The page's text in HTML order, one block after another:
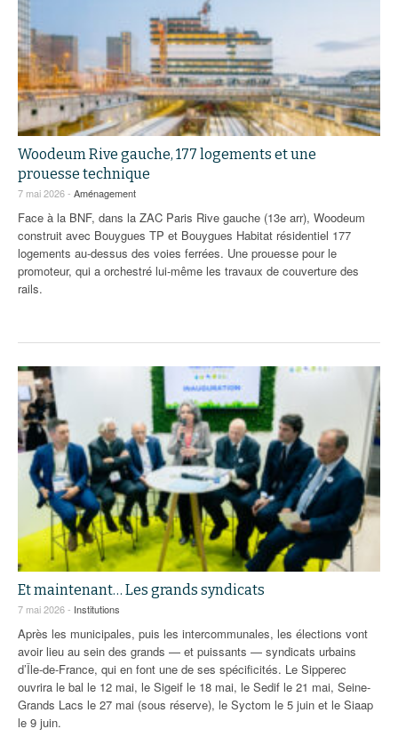
Woodeum Rive gauche, 177 logements et une
prouesse technique
7 mai 2026 - Aménagement
Face à la BNF, dans la ZAC Paris Rive gauche (13e arr), Woodeum
construit avec Bouygues TP et Bouygues Habitat résidentiel 177
logements au-dessus des voies ferrées. Une prouesse pour le
promoteur, qui a orchestré lui-même les travaux de couverture des
rails.
Et maintenant… Les grands syndicats
7 mai 2026 - Institutions
Après les municipales, puis les intercommunales, les élections vont
avoir lieu au sein des grands — et puissants — syndicats urbains
d’Île-de-France, qui en font une de ses spécificités. Le Sipperec
ouvrira le bal le 12 mai, le Sigeif le 18 mai, le Sedif le 21 mai, Seine-
Grands Lacs le 27 mai (sous réserve), le Syctom le 5 juin et le Siaap
le 9 juin.